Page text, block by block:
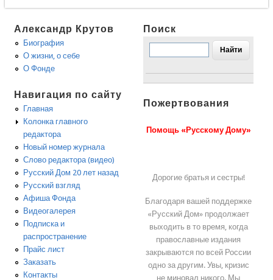
Александр Крутов
Биография
О жизни, о себе
О Фонде
Навигация по сайту
Главная
Колонка главного
редактора
Новый номер журнала
Слово редактора (видео)
Русский Дом 20 лет назад
Русский взгляд
Афиша Фонда
Видеогалерея
Подписка и
распространение
Прайс лист
Заказать
Контакты
Поиск
Пожертвования
Помощь «Русскому Дому»
Дорогие братья и сестры!
Благодаря вашей поддержке
«Русский Дом» продолжает
выходить в то время, когда
православные издания
закрываются по всей России
одно за другим. Увы, кризис
не миновал никого. Мы